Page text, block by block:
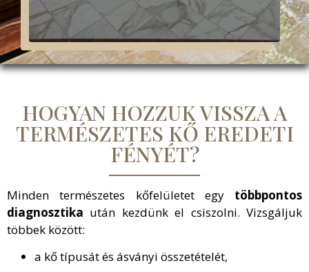
HOGYAN HOZZUK VISSZA A
TERMÉSZETES KŐ EREDETI
FÉNYÉT?
Minden természetes kőfelületet egy többpontos
diagnosztika után kezdünk el csiszolni. Vizsgáljuk
többek között:
a kő típusát és ásványi összetételét,